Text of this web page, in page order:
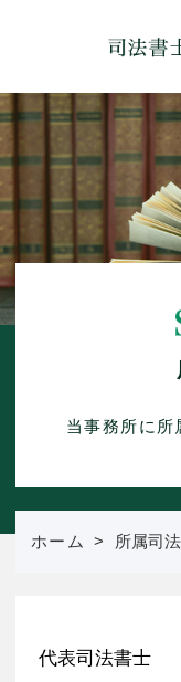
事務所紹介
所属司法書士
採用情報
アクセス
当事務所に所
ホーム 所属司
代表司法書士